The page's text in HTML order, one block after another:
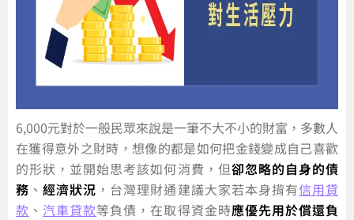
6,000元對於一般民眾來說是一筆不大不小的財富，多數人
在獲得意外之財時，想像的都是如何把金錢變成自己喜歡
的形狀，並開始思考該如何消費，但卻忽略的自身的債
務 、經濟狀況 ，台灣理財通建議大家若本身揹有信用貸
款 、 汽車貸款等負債，在取得資金時應優先用於償還負